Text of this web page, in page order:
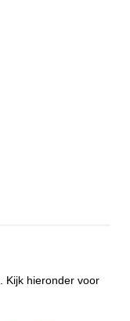
Kijk hieronder voor